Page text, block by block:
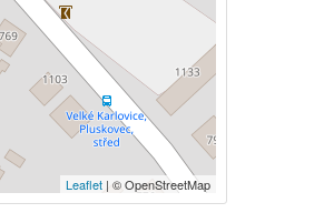
Leaflet | © OpenStreetMap